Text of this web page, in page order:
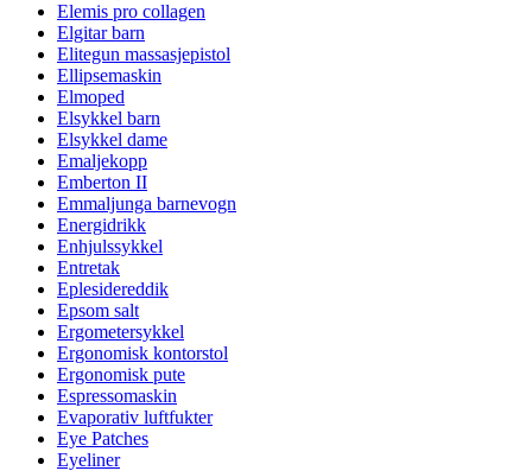
Elemis pro collagen
Elgitar barn
Elitegun massasjepistol
Ellipsemaskin
Elmoped
Elsykkel barn
Elsykkel dame
Emaljekopp
Emberton II
Emmaljunga barnevogn
Energidrikk
Enhjulssykkel
Entretak
Eplesidereddik
Epsom salt
Ergometersykkel
Ergonomisk kontorstol
Ergonomisk pute
Espressomaskin
Evaporativ luftfukter
Eye Patches
Eyeliner